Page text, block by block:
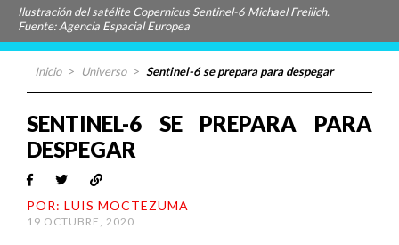
Ilustración del satélite Copernicus Sentinel-6 Michael Freilich.
Fuente: Agencia Espacial Europea
Inicio > Universo > Sentinel-6 se prepara para despegar
SENTINEL-6 SE PREPARA PARA
DESPEGAR
POR: LUIS MOCTEZUMA
19 OCTUBRE, 2020